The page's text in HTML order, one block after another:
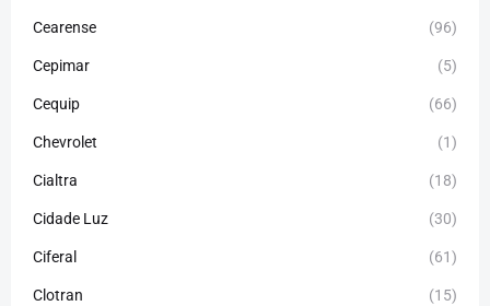
Cearense (96)
Cepimar (5)
Cequip (66)
Chevrolet (1)
Cialtra (18)
Cidade Luz (30)
Ciferal (61)
Clotran (15)